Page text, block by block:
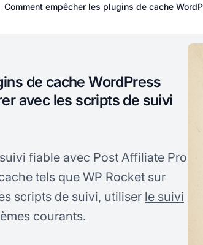
Comment empêcher les plugins de cache
de cache WordPress
avec les scripts de suivi
fiable avec Post Affiliate Pro
tels que WP Rocket sur
scripts de suivi, utiliser le suivi
courants.